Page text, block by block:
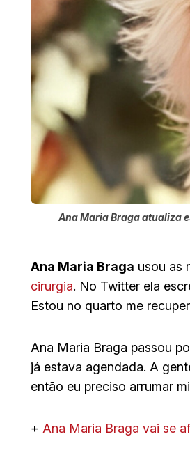
Ana Maria Braga atualiza
Ana Maria Braga usou as
cirurgia. No Twitter ela
Estou no quarto me
Ana Maria Braga passou
já estava agendada. A
então eu preciso arrumar
+ Ana Maria Braga vai se